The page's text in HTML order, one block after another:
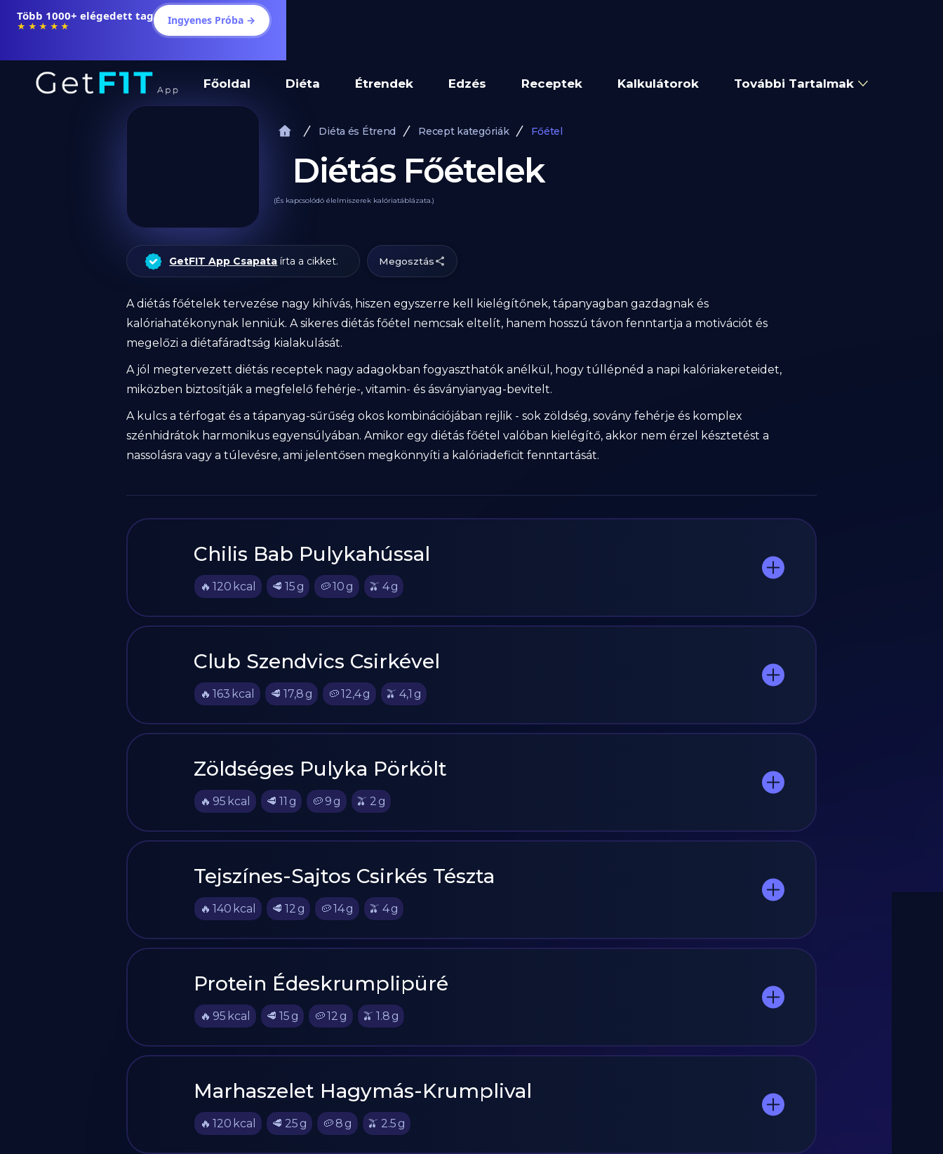
Főoldal Diéta Étrendek Edzés Receptek Kalkulátorok További Tartalmak
Több 1000+ elégedett tag
★★★★★ Ingyenes Próba →
Diéta és Étrend Recept kategóriák Főétel
Diétás Főételek
(És kapcsolódó élelmiszerek kalóriatáblázata.)
GetFIT App Csapata írta a cikket. Megosztás
A diétás főételek tervezése nagy kihívás, hiszen egyszerre kell kielégítőnek, tápanyagban gazdagnak és
kalóriahatékonynak lenniük. A sikeres diétás főétel nemcsak eltelít, hanem hosszú távon fenntartja a motivációt és
megelőzi a diétafáradtság kialakulását.
A jól megtervezett diétás receptek nagy adagokban fogyaszthatók anélkül, hogy túllépnéd a napi kalóriakereteidet,
miközben biztosítják a megfelelő fehérje-, vitamin- és ásványianyag-bevitelt.
A kulcs a térfogat és a tápanyag-sűrűség okos kombinációjában rejlik - sok zöldség, sovány fehérje és komplex
szénhidrátok harmonikus egyensúlyában. Amikor egy diétás főétel valóban kielégítő, akkor nem érzel késztetést a
nassolásra vagy a túlevésre, ami jelentősen megkönnyíti a kalóriadeficit fenntartását.
Chilis Bab Pulykahússal
🔥 120 kcal 🥩 15 g 🥔10 g 🫒 4g
Club Szendvics Csirkével
🔥 163 kcal 🥩 17,8 g 🥔12,4g 🫒 4,1 g
Zöldséges Pulyka Pörkölt
🔥 95 kcal 🥩 11 g 🥔 9 g 🫒 2 g
Tejszínes-Sajtos Csirkés Tészta
🔥 140 kcal 🥩 12 g 🥔14g 🫒 4g
Protein Édeskrumplipüré
🔥 95 kcal 🥩 15 g 🥔12 g 🫒 1.8 g
Marhaszelet Hagymás-Krumplival
🔥 120 kcal 🥩 25 g 🥔 8 g 🫒 2.5 g